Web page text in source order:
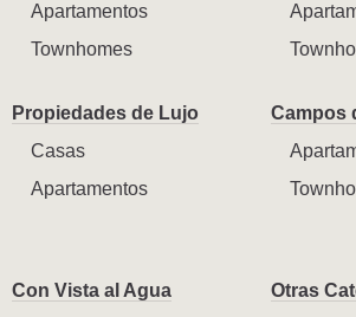
Apartamentos
Townhomes
Propiedades de Lujo
Casas
Apartamentos
Campos
Con Vista al Agua
Otras